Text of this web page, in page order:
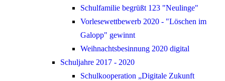
Schulfamilie begrüßt 123 "Neulinge"
Vorlesewettbewerb 2020 - "Löschen im
Galopp" gewinnt
Weihnachtsbesinnung 2020 digital
Schuljahre 2017 - 2020
Schulkooperation „Digitale Zukunft